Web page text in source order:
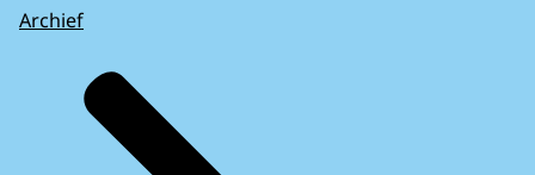
Archief